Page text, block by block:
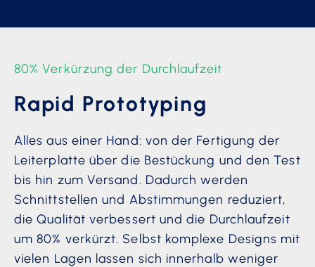
80% Verkürzung der Durchlaufzeit
Rapid Prototyping
Alles aus einer Hand: von der Fertigung der
Leiterplatte über die Bestückung und den Test
bis hin zum Versand. Dadurch werden
Schnittstellen und Abstimmungen reduziert,
die Qualität verbessert und die Durchlaufzeit
um 80% verkürzt. Selbst komplexe Designs mit
vielen Lagen lassen sich innerhalb weniger